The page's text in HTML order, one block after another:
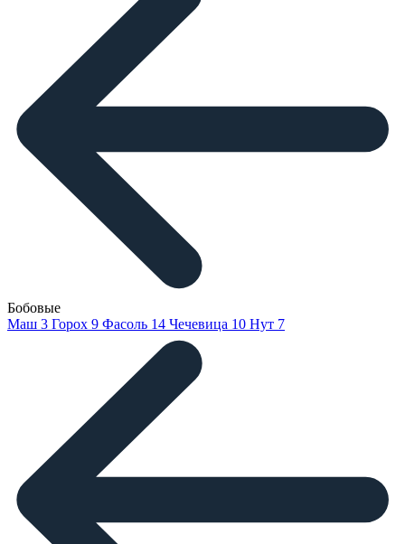
Бобовые
Маш 3 Горох 9 Фасоль 14 Чечевица 10 Нут 7